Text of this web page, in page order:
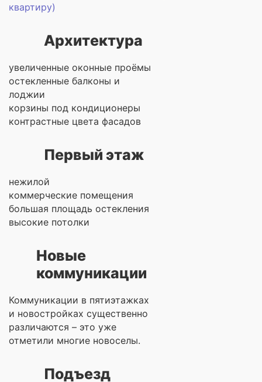
квартиру)
Архитектура
увеличенные оконные проёмы
остекленные балконы и
лоджии
корзины под кондиционеры
контрастные цвета фасадов
Первый этаж
нежилой
коммерческие помещения
большая площадь остекления
высокие потолки
Новые
коммуникации
Коммуникации в пятиэтажках
и новостройках существенно
различаются – это уже
отметили многие новоселы.
Подъезд